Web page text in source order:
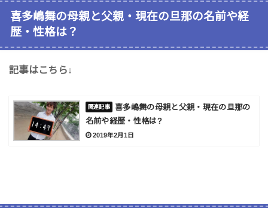
喜多嶋舞の母親と父親・現在の旦那の名前や経
歴・性格は？
記事はこちら↓
喜多嶋舞の母親と父親・現在の旦那の
名前や経歴・性格は?
2019年2月1日